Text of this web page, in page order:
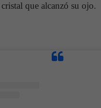
que alcanzó su ojo.